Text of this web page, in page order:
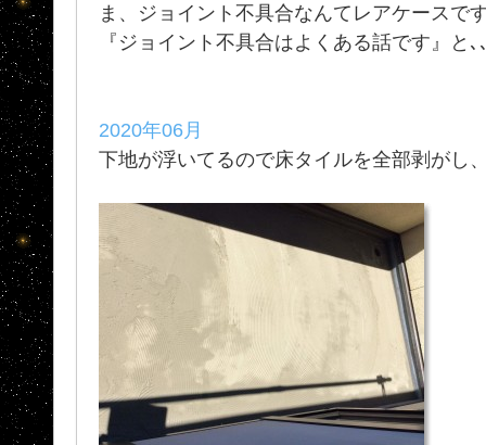
ま、ジョイント不具合なんてレアケースで
『ジョイント不具合はよくある話です』
2020年06月
下地が浮いてるので床タイルを全部剥がし